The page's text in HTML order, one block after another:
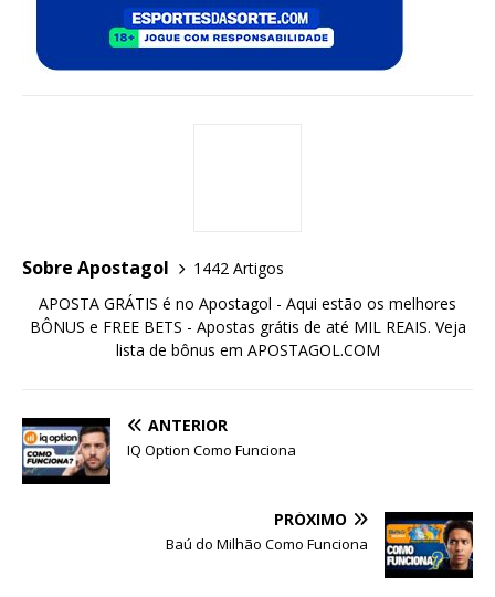
Sobre Apostagol
1442 Artigos
APOSTA GRÁTIS é no Apostagol - Aqui estão os melhores
BÔNUS e FREE BETS - Apostas grátis de até MIL REAIS. Veja
lista de bônus em APOSTAGOL.COM
ANTERIOR
IQ Option Como Funciona
PRÓXIMO
Baú do Milhão Como Funciona